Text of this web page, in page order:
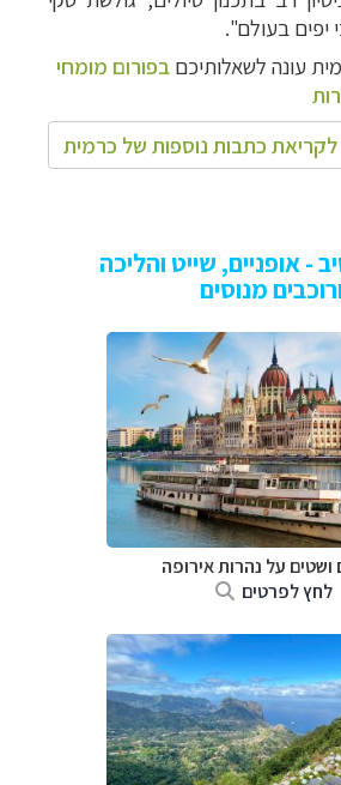
בעולם".
עונה לשאלותיכם בפורום מומחי
לקריאת כתבות נוספות של כרמית
- אופניים, שייט והליכה
מנוסים
ושטים על נהרות אירופה
לחץ לפרטים